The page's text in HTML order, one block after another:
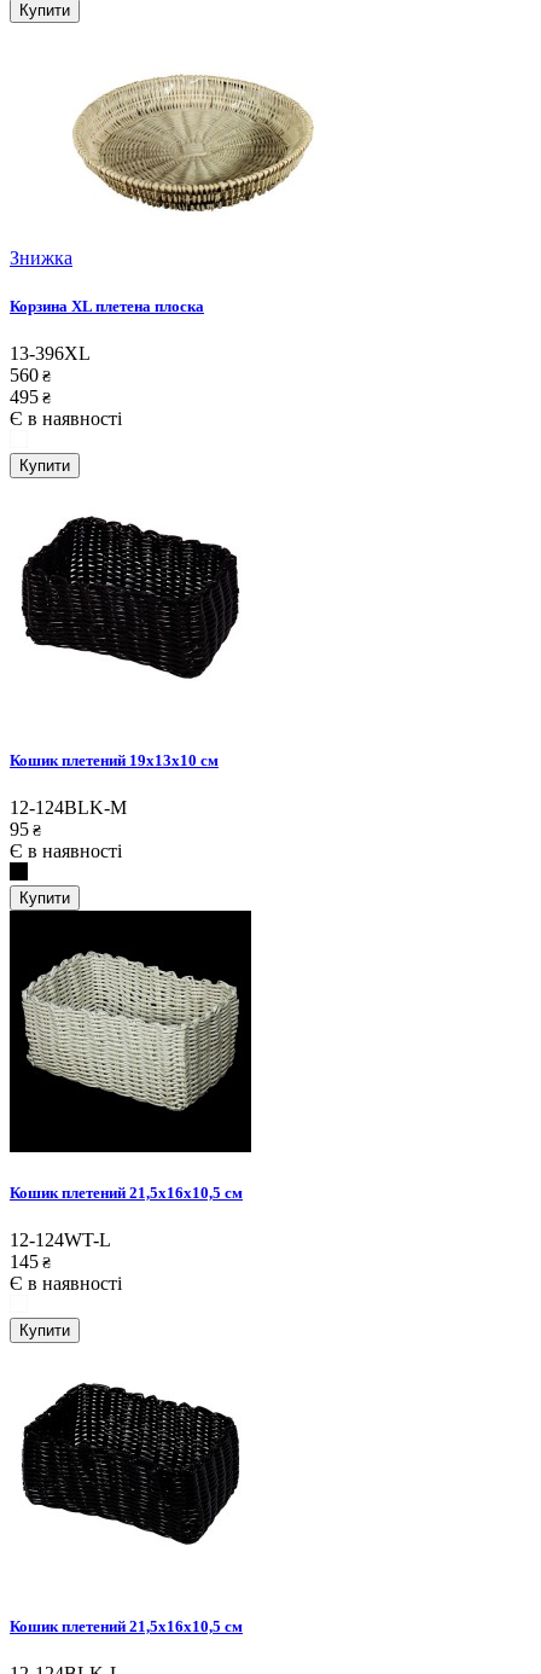
Купити
Знижка
Корзина XL плетена плоска
13-396XL
560 ₴
495 ₴
Є в наявності
Купити
Кошик плетений 19x13x10 см
12-124BLK-M
95 ₴
Є в наявності
Купити
Кошик плетений 21,5х16х10,5 см
12-124WT-L
145 ₴
Є в наявності
Купити
Кошик плетений 21,5х16х10,5 см